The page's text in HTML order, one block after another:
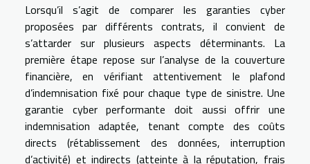
Lorsqu’il s’agit de comparer les garanties cyber
proposées par différents contrats, il convient de
s’attarder sur plusieurs aspects déterminants. La
première étape repose sur l’analyse de la couverture
financière, en vérifiant attentivement le plafond
d’indemnisation fixé pour chaque type de sinistre. Une
garantie cyber performante doit aussi offrir une
indemnisation adaptée, tenant compte des coûts
directs (rétablissement des données, interruption
d’activité) et indirects (atteinte à la réputation, frais